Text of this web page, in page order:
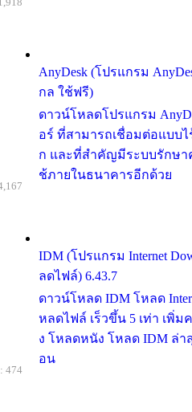
AnyDesk (โปรแกรม
กล ใช้ฟรี)
ดาวน์โหลดโปรแกรม
อร์ ที่สามารถเชื่อมต่อแบบ
ก และที่สำคัญมีระบบรักษา
ช้ภายในธนาคารอีกด้วย
IDM (โปรแกรม Internet
ลดไฟล์) 6.43.7
ดาวน์โหลด IDM โหลด
หลดไฟล์ เร็วขึ้น 5 เท่า เพิ่ม
ง โหลดหนัง โหลด IDM ล่า
อน
474